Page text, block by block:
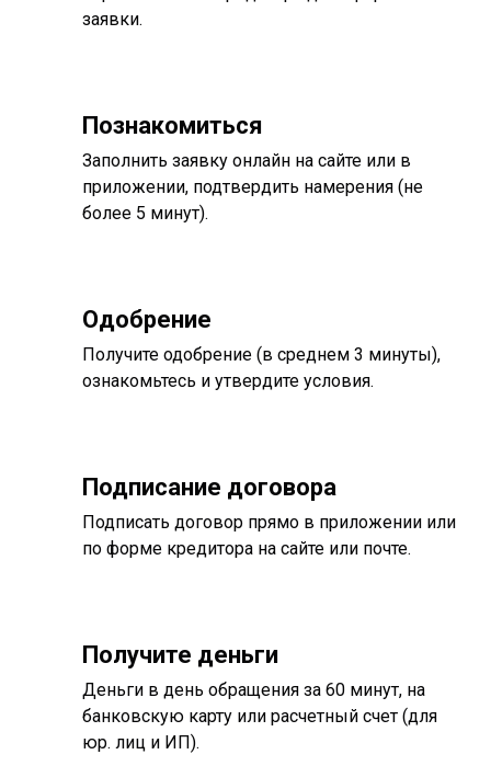
заявки.
Познакомиться
Заполнить заявку онлайн на сайте или в
приложении, подтвердить намерения (не
более 5 минут).
Одобрение
Получите одобрение (в среднем 3 минуты),
ознакомьтесь и утвердите условия.
Подписание договора
Подписать договор прямо в приложении или
по форме кредитора на сайте или почте.
Получите деньги
Деньги в день обращения за 60 минут, на
банковскую карту или расчетный счет (для
юр. лиц и ИП).